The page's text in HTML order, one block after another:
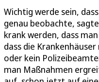
Wichtig werde sein,
genau beobachte,
krank werden, dass
dass die
oder kein
man Maßnahmen